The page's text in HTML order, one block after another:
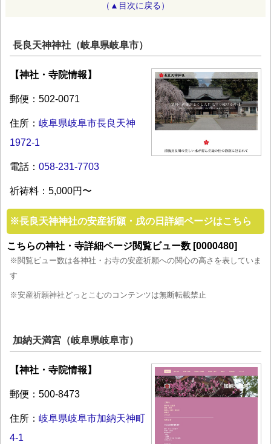
（▲目次に戻る）
長良天神神社（岐阜県岐阜市）
【神社・寺院情報】
郵便：502-0071
住所： 岐阜県岐阜市長良天神
1972-1
電話： 058-231-7703
祈祷料：5,000円〜
※長良天神神社の安産祈願・戌の日詳細ページはこちら
こちらの神社・寺詳細ページ閲覧ビュー数 [0000480]
※閲覧ビュー数は各神社・お寺の安産祈願への関心の高さを表していま
す
※安産祈願神社どっとこむのコンテンツは無断転載禁止
加納天満宮（岐阜県岐阜市）
【神社・寺院情報】
郵便：500-8473
住所： 岐阜県岐阜市加納天神町
4-1